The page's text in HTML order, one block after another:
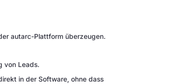
autarc-Plattform überzeugen.
von Leads.
in der Software, ohne dass